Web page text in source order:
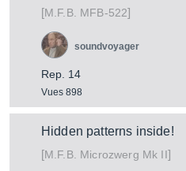
[M.F.B. MFB-522]
Rep. 14
Vues 898
soundvoyager
Hidden patterns inside!
[M.F.B. Microzwerg Mk II]